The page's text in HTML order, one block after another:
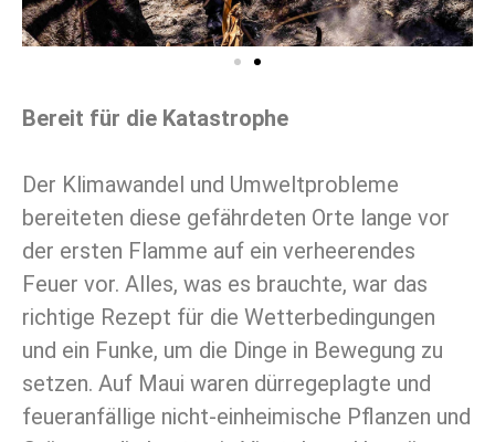
Bereit für die Katastrophe
Der Klimawandel und Umweltprobleme
bereiteten diese gefährdeten Orte lange vor
der ersten Flamme auf ein verheerendes
Feuer vor. Alles, was es brauchte, war das
richtige Rezept für die Wetterbedingungen
und ein Funke, um die Dinge in Bewegung zu
setzen. Auf Maui waren dürregeplagte und
feueranfällige nicht-einheimische Pflanzen und